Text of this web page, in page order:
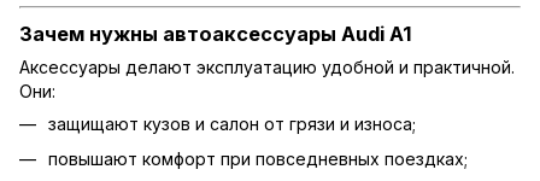
Зачем нужны автоаксессуары Audi A1
Аксессуары делают эксплуатацию удобной и практичной.
Они:
защищают кузов и салон от грязи и износа;
повышают комфорт при повседневных поездках;